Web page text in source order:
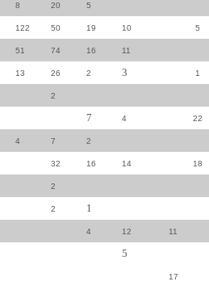
8 20 5
122 50 19 10 5
51 74 16 11
13 26 2 3 1
2
7 4 22
4 7 2
32 16 14 18
2
2 1
4 12 11
5
17